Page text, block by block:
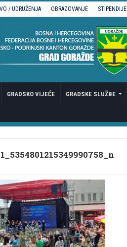
/ UDRUŽENJA OBRAZOVANJE STIPENDIJE
GRADSKO VIJEĆE GRADSKE SLUŽBE